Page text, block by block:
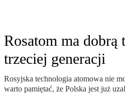
Rosatom ma dobrą
trzeciej generacji
Rosyjska technologia atomowa nie
warto pamiętać, że Polska jest już